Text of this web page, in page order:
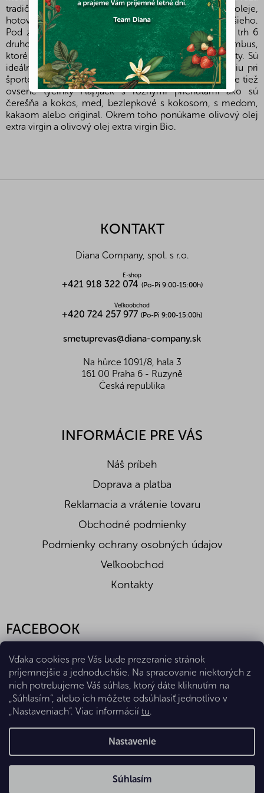
Vďaka cookies pre Vás bude prezeranie stránok
príjemnejšie a jednoduchšie. Na spracovanie niektorých z
nich potrebujeme Váš súhlas, ktorý dáte kliknutím na
„Súhlasím“, alebo ich môžete odsúhlasiť jednotlivo v
„Nastaveniach“. Viac informácií tu.
Nastavenie
Súhlasím
tradičné grécke delikatesy ako sú olivy, olivové oleje,
hotové grécke jedlá, kvalitné grécke vína a mnoho ďalšieho.
Pod značkou Bombus firma v roku 2014 uviedla na trh 6
druhov zdravých ovocných tyčiniek Raw Energy Bombus,
ktoré neobsahujú lepok, pridaný cukor ani konzervanty. Sú
ideálnou desiatou, ktorá doplní toľko potrebnú energiu pri
športe i na cestách. Od firmy Hermes máme v ponuke tiež
ovsené tyčinky Flapjack s rôznymi príchuťami ako sú
čerešňa a kokos, med, bezlepkové s kokosom, s medom,
kakaom alebo original. Okrem toho ponúkame olivový olej
extra virgin a olivový olej extra virgin Bio.
KONTAKT
Diana Company, spol. s r.o.
E-shop
+421 918 322 074 (Po-Pi 9:00-15:00h)
Veľkoobchod
+420 724 257 977 (Po-Pi 9:00-15:00h)
smetuprevas@diana-company.sk
Na hůrce 1091/8, hala 3
161 00 Praha 6 - Ruzyně
Česká republika
INFORMÁCIE PRE VÁS
Náš príbeh
Doprava a platba
Reklamacia a vrátenie tovaru
Obchodné podmienky
Podmienky ochrany osobných údajov
Veľkoobchod
Kontakty
FACEBOOK
Vytvoril Shoptet Premium
Copyright 2026Eshop Diana Company, spol. s r.o.. Všetky
práva vyhradené.